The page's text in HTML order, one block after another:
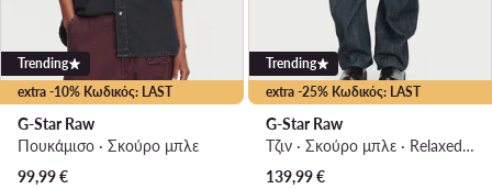
extra -10% Κωδικός: LAST
Trending
G-Star Raw
Πουκάμισο · Σκούρο μπλε
99,99€
extra -25% Κωδικός: LAST
Trending
G-Star Raw
Τζιν · Σκούρο μπλε · Relaxed Fit
139,99€